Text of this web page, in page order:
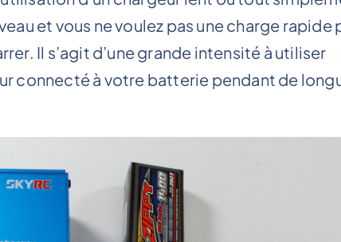
et vous ne voulez pas une charge rapide
Il s’agit d’une grande intensité à utiliser
connecté à votre batterie pendant de